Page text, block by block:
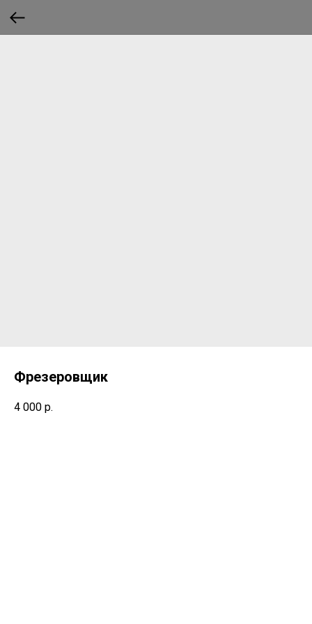
Фрезеровщик
4 000 р.